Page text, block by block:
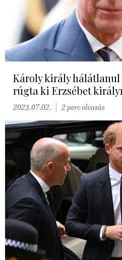
Károly király
rúgta ki Erzsébet
2023.07.02. 2 perc olvasás